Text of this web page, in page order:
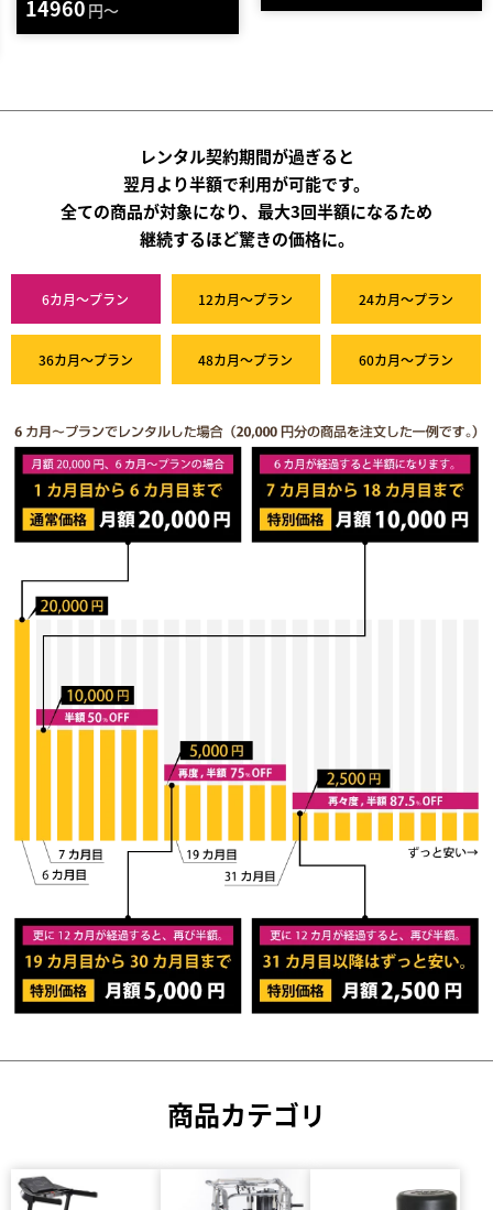
レンタル契約期間が過ぎると
翌月より半額で利用が可能です。
全ての商品が対象になり、最大3回半額になるため
継続するほど驚きの価格に。
6カ月～プラン 12カ月～プラン 24カ月～プラン
36カ月～プラン 48カ月～プラン 60カ月～プラン
商品カテゴリ